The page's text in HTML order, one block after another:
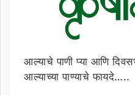
आल्याचे पाणी प्या आणि
आल्याच्या पाण्याचे फायदे…..